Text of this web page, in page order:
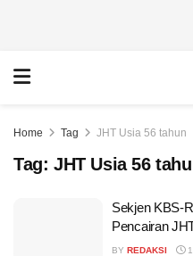
Home Tag JHT Usia 56 tahun
Tag: JHT Usia 56
Sekjen KBS-
Pencairan
BY REDAKSI